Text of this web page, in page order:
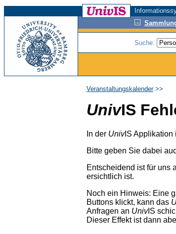
Suche:
Veranstaltungskalender>>
UnivIS
In der UnivIS Applikation
Bitte geben Sie dabei
Entscheidend ist für uns
ersichtlich ist.
Noch ein Hinweis: Eine
Buttons klickt, kann das
Anfragen an UnivIS
Dieser Effekt ist dann